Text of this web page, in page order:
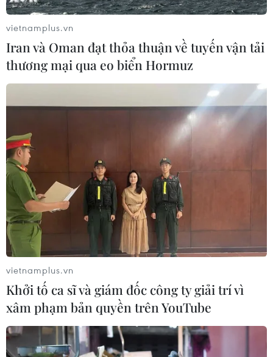
vietnamplus.vn
Iran và Oman đạt thỏa thuận về tuyến vận tải
thương mại qua eo biển Hormuz
vietnamplus.vn
Khởi tố ca sĩ và giám đốc công ty giải trí vì
xâm phạm bản quyền trên YouTube